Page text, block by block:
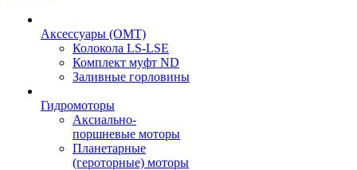
Аксессуары (OMT)
Колокола LS-LSE
Комплект муфт ND
Заливные горловины
Гидромоторы
Аксиально-
поршневые моторы
Планетарные
(героторные) моторы